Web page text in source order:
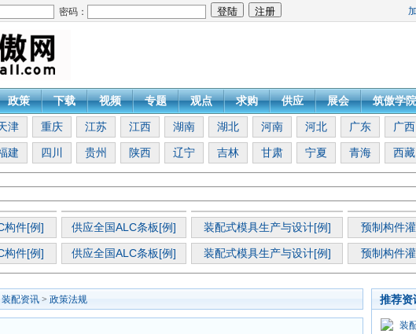
密码：
政策 下载 视频 专题 观点 求购 供应 展会 筑傲学院
津 重庆 江苏 江西 湖南 湖北 河南 河北 广东 广西
建 四川 贵州 陕西 辽宁 吉林 甘肃 宁夏 青海 西藏
构件[例] 供应全国ALC条板[例] 装配式模具生产与设计[例] 预制构件
构件[例] 供应全国ALC条板[例] 装配式模具生产与设计[例] 预制构件
装配资讯 > 政策法规 推荐资